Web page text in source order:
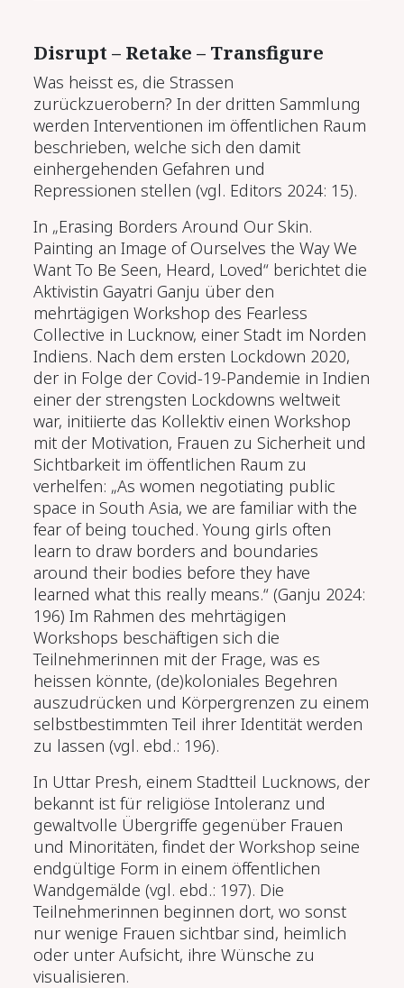
Disrupt – Retake – Transfigure
Was heisst es, die Strassen
zurückzuerobern? In der dritten Sammlung
werden Interventionen im öffentlichen Raum
beschrieben, welche sich den damit
einhergehenden Gefahren und
Repressionen stellen (vgl. Editors 2024: 15).
In „Erasing Borders Around Our Skin.
Painting an Image of Ourselves the Way We
Want To Be Seen, Heard, Loved“ berichtet die
Aktivistin Gayatri Ganju über den
mehrtägigen Workshop des Fearless
Collective in Lucknow, einer Stadt im Norden
Indiens. Nach dem ersten Lockdown 2020,
der in Folge der Covid-19-Pandemie in Indien
einer der strengsten Lockdowns weltweit
war, initiierte das Kollektiv einen Workshop
mit der Motivation, Frauen zu Sicherheit und
Sichtbarkeit im öffentlichen Raum zu
verhelfen: „As women negotiating public
space in South Asia, we are familiar with the
fear of being touched. Young girls often
learn to draw borders and boundaries
around their bodies before they have
learned what this really means.“ (Ganju 2024:
196) Im Rahmen des mehrtägigen
Workshops beschäftigen sich die
Teilnehmerinnen mit der Frage, was es
heissen könnte, (de)koloniales Begehren
auszudrücken und Körpergrenzen zu einem
selbstbestimmten Teil ihrer Identität werden
zu lassen (vgl. ebd.: 196).
In Uttar Presh, einem Stadtteil Lucknows, der
bekannt ist für religiöse Intoleranz und
gewaltvolle Übergriffe gegenüber Frauen
und Minoritäten, findet der Workshop seine
endgültige Form in einem öffentlichen
Wandgemälde (vgl. ebd.: 197). Die
Teilnehmerinnen beginnen dort, wo sonst
nur wenige Frauen sichtbar sind, heimlich
oder unter Aufsicht, ihre Wünsche zu
visualisieren.